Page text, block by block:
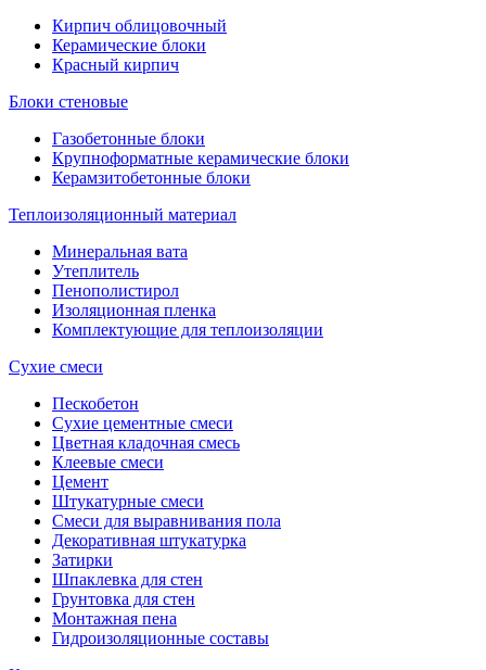
Кирпич облицовочный
Керамические блоки
Красный кирпич
Блоки стеновые
Газобетонные блоки
Крупноформатные керамические блоки
Керамзитобетонные блоки
Теплоизоляционный материал
Минеральная вата
Утеплитель
Пенополистирол
Изоляционная пленка
Комплектующие для теплоизоляции
Сухие смеси
Пескобетон
Сухие цементные смеси
Цветная кладочная смесь
Клеевые смеси
Цемент
Штукатурные смеси
Смеси для выравнивания пола
Декоративная штукатурка
Затирки
Шпаклевка для стен
Грунтовка для стен
Монтажная пена
Гидроизоляционные составы